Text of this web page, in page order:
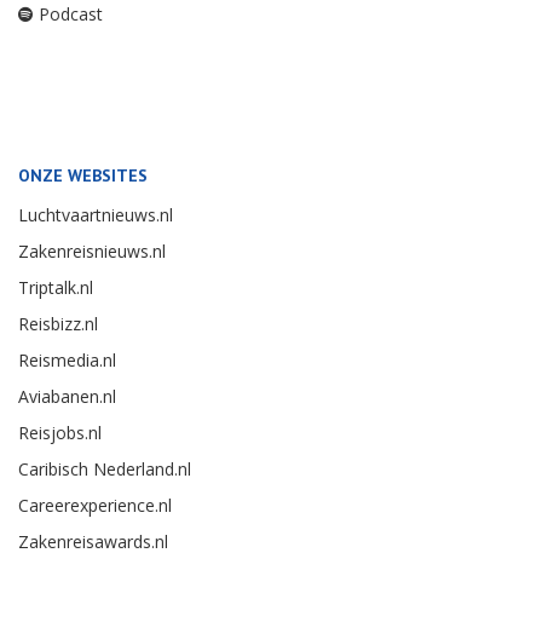
Podcast
ONZE WEBSITES
Luchtvaartnieuws.nl
Zakenreisnieuws.nl
Triptalk.nl
Reisbizz.nl
Reismedia.nl
Aviabanen.nl
Reisjobs.nl
Caribisch Nederland.nl
Careerexperience.nl
Zakenreisawards.nl